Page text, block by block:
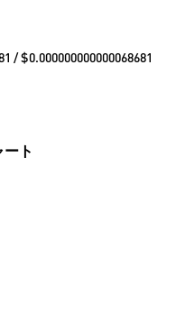
/ $0.000000000000068681
ト